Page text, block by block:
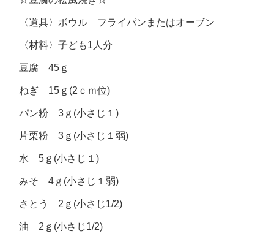
〈道具〉ボウル フライパンまたはオーブン
〈材料〉子ども1人分
豆腐 45ｇ
ねぎ 15ｇ(2ｃｍ位)
パン粉 3ｇ(小さじ１)
片栗粉 3ｇ(小さじ１弱)
水 5ｇ(小さじ１)
みそ 4ｇ(小さじ１弱)
さとう 2ｇ(小さじ1/2)
油 2ｇ(小さじ1/2)